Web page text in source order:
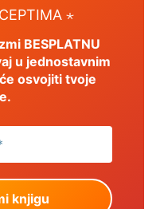
⋆
BESPLATNU
u jednostavnim
osvojiti tvoje